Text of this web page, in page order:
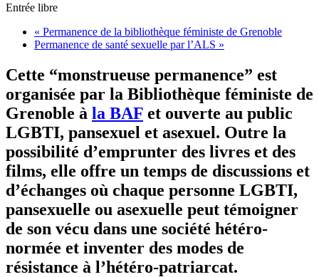
Entrée libre
« Permanence de la bibliothèque féministe de Grenoble
Permanence de santé sexuelle par l’ALS »
Cette “monstrueuse permanence” est
organisée par la Bibliothèque féministe de
Grenoble à la BAF et ouverte au public
LGBTI, pansexuel et asexuel. Outre la
possibilité d’emprunter des livres et des
films, elle offre un temps de discussions et
d’échanges où chaque personne LGBTI,
pansexuelle ou asexuelle peut témoigner
de son vécu dans une société hétéro-
normée et inventer des modes de
résistance à l’hétéro-patriarcat.